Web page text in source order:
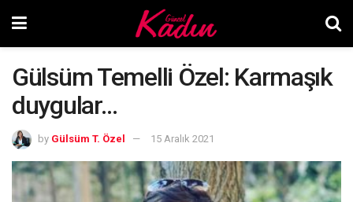
Gülsüm Temelli Özel: Karmaşık
duygular…
by Gülsüm T. Özel 15 Aralık 2021